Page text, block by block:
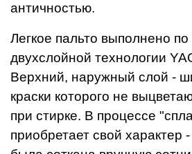
античностью.
Легкое пальто выполнено
двухслойной технологии
Верхний, наружный слой -
краски которого не
при стирке. В процессе
приобретает свой характер